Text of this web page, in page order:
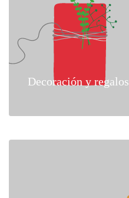
Decoración y regalos